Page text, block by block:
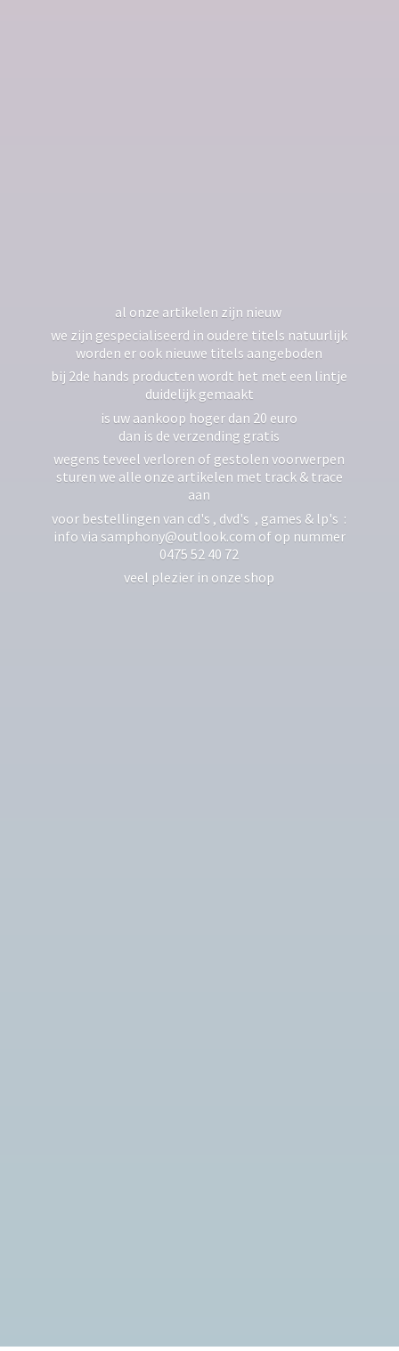
al onze artikelen zijn nieuw
we zijn gespecialiseerd in oudere titels natuurlijk
worden er ook nieuwe titels aangeboden
bij 2de hands producten wordt het met een lintje
duidelijk gemaakt
is uw aankoop hoger dan 20 euro
dan is de verzending gratis
wegens teveel verloren of gestolen voorwerpen
sturen we alle onze artikelen met track & trace
aan
voor bestellingen van cd's , dvd's , games & lp's :
info via samphony@outlook.com of op nummer
0475 52 40 72
veel plezier in onze shop